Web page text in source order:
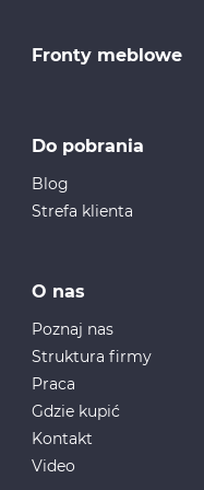
Fronty meblowe
Do pobrania
Blog
Strefa klienta
O nas
Poznaj nas
Struktura firmy
Praca
Gdzie kupić
Kontakt
Video